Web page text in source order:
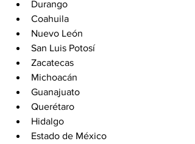
Durango
Coahuila
Nuevo León
San Luis Potosí
Zacatecas
Michoacán
Guanajuato
Querétaro
Hidalgo
Estado de México